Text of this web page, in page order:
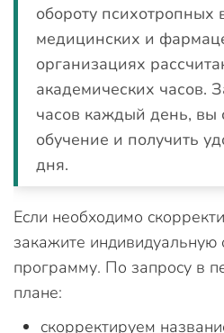
обороту психотропных
медицинских и
организациях
академических часов.
часов каждый день, вы
обучение и получить
дня.
Если необходимо
закажите индивидуальную
программу. По запросу в
плане:
скорректируем